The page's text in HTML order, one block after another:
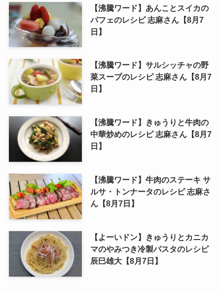
【沸騰ワード】あんことスイカの
パフェのレシピ 志麻さん【8月7
日】
【沸騰ワード】サルシッチャの野
菜スープのレシピ 志麻さん【8月7
日】
【沸騰ワード】きゅうりと牛肉の
中華炒めのレシピ 志麻さん【8月7
日】
【沸騰ワード】牛肉のステーキ サ
ルサ・トンナータのレシピ 志麻さ
ん【8月7日】
【よーいドン】きゅうりとカニカ
マのやみつき冷製パスタのレシピ
辰巳雄大【8月7日】